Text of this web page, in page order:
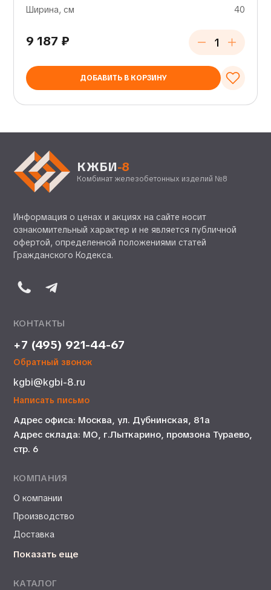
Ширина, см
40
9 187 ₽
ДОБАВИТЬ В КОРЗИНУ
КЖБИ-8
Комбинат железобетонных изделий №8
Информация о ценах и акциях на сайте носит
ознакомительный характер и не является публичной
офертой, определенной положениями статей
Гражданского Кодекса.
КОНТАКТЫ
+7 (495) 921-44-67
Обратный звонок
kgbi@kgbi-8.ru
Написать письмо
Адрес офиса: Москва, ул. Дубнинская, 81а
Адрес склада: МО, г.Лыткарино, промзона Тураево,
стр. 6
КОМПАНИЯ
О компании
Производство
Доставка
Показать еще
КАТАЛОГ